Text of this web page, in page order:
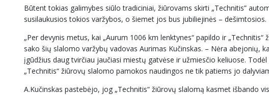
Būtent tokias galimybes siūlo tradiciniai, žiūrovams skirti „Technitis”
susilaukusios tokios varžybos, o šiemet jos bus jubiliejinės – dešimtosios.
„Per devynis metus, kai „Aurum 1006 km lenktynes“ papildo ir
sako šių slalomo varžybų vadovas Aurimas Kučinskas. – Nėra abejonių,
įgūdžius daug tvirčiau jaučiasi miestų gatvėse ir užmiesčio keliuose.
„Technitis“ žiūrovų slalomo pamokos naudingos ne tik patiems jo
A.Kučinskas pastebėjo, jog „Technitis“ žiūrovų slalomą kasmet išbando